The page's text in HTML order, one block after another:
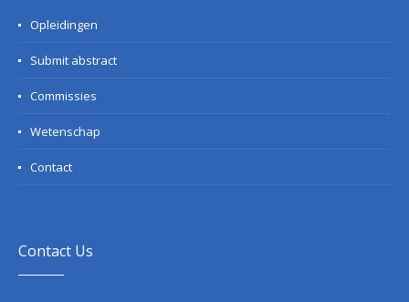
Opleidingen
Submit abstract
Commissies
Wetenschap
Contact
Contact Us